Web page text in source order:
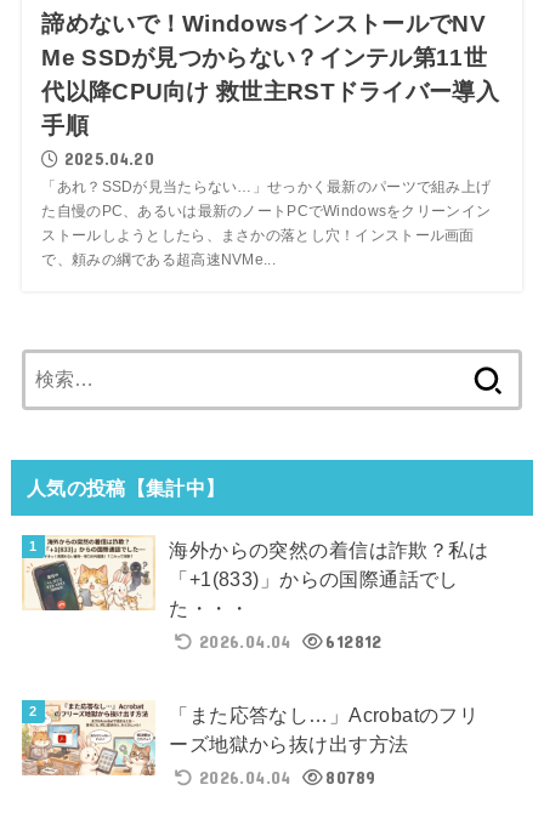
諦めないで！WindowsインストールでNV
Me SSDが見つからない？インテル第11世
代以降CPU向け 救世主RSTドライバー導入
手順
2025.04.20
「あれ？SSDが見当たらない…」せっかく最新のパーツで組み上げ
た自慢のPC、あるいは最新のノートPCでWindowsをクリーンイン
ストールしようとしたら、まさかの落とし穴！インストール画面
で、頼みの綱である超高速NVMe...
索:
人気の投稿【集計中】
海外からの突然の着信は詐欺？私は
「+1(833)」からの国際通話でし
た・・・
2026.04.04
612812
「また応答なし…」Acrobatのフリ
ーズ地獄から抜け出す方法
2026.04.04
80789